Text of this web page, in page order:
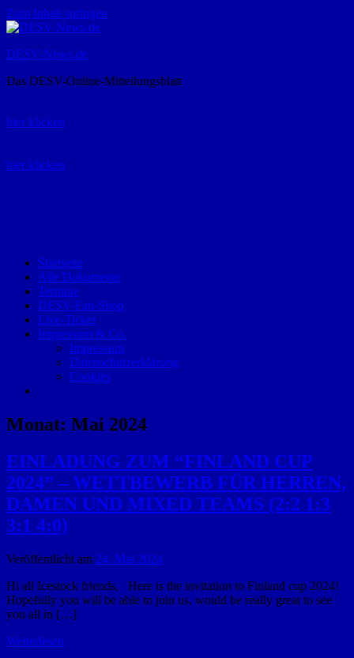
Zum Inhalt springen
DESV-News.de
Das DESV-Online-Mitteilungsblatt
hier klicken
hier klicken
Startseite
Alle Dokumente
Termine
DESV-Fan-Shop
Live-Ticker
Impressum & Co.
Impressum
Datenschutzerklärung
Cookies
Monat: Mai 2024
EINLADUNG ZUM “FINLAND CUP
2024” – WETTBEWERB FÜR HERREN,
DAMEN UND MIXED TEAMS (2:2 1:3
3:1 4:0)
Veröffentlicht am 24. Mai 2024
Hi all Icestock friends, Here is the invitation to Finland cup 2024!
Hopefully you will be able to join us, would be really great to see
you all in […]
Weiterlesen